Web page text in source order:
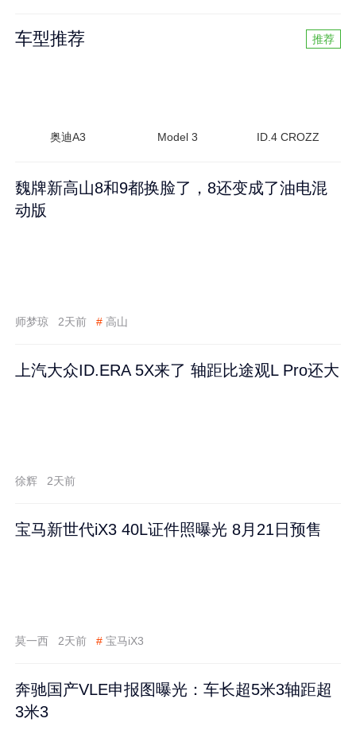
车型推荐 推荐
奥迪A3 Model 3 ID.4 CROZZ
魏牌新高山8和9都换脸了，8还变成了油电混
动版
师梦琼 2天前 # 高山
上汽大众ID.ERA 5X来了 轴距比途观L Pro还大
徐辉 2天前
宝马新世代iX3 40L证件照曝光 8月21日预售
莫一西 2天前 # 宝马iX3
奔驰国产VLE申报图曝光：车长超5米3轴距超
3米3